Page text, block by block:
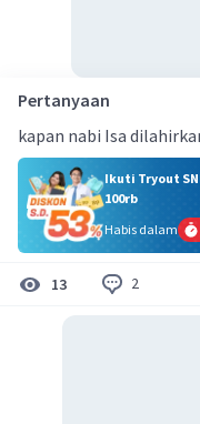
Pertanyaan
kapan nabi Isa
Ikuti Tryout
100rb
Habis dalam
13 2